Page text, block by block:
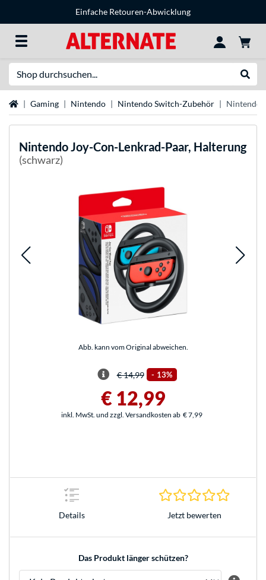
Einfache Retouren-Abwicklung
StartseiteGaming Nintendo Nintendo Switch-Zubehör Nintendo
NintendoJoy-Con-Lenkrad-Paar, Halterung
(schwarz)
Abb. kann vom Original abweichen.
€ 14,99 - 13%
€ 12,99
inkl. MwSt. und zzgl. Versandkosten ab € 7,99
Details Jetzt bewerten
Das Produkt länger schützen?